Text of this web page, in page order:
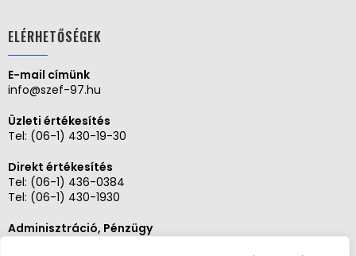
ELÉRHETŐSÉGEK
E-mail címünk
info@szef-97.hu
Üzleti értékesítés
Tel: (06-1) 430-19-30
Direkt értékesítés
Tel: (06-1) 436-0384
Tel: (06-1) 430-1930
Adminisztráció, Pénzügy